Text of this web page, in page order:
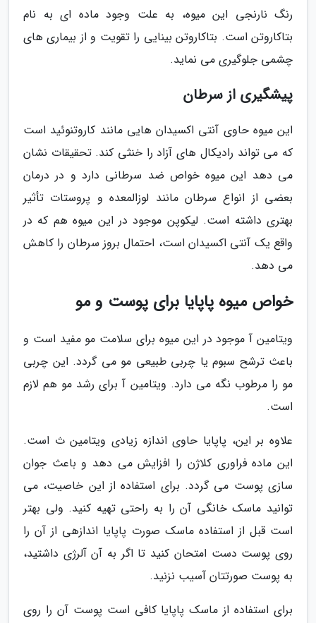
رنگ نارنجی این میوه، به علت وجود ماده ای به نام
بتاکاروتن است. بتاکاروتن بینایی را تقویت و از بیماری های
چشمی جلوگیری می نماید.
پیشگیری از سرطان
این میوه حاوی آنتی اکسیدان هایی مانند کاروتنوئید است
که می تواند رادیکال های آزاد را خنثی کند. تحقیقات نشان
می دهد این میوه خواص ضد سرطانی دارد و در درمان
بعضی از انواع سرطان مانند لوزالمعده و پروستات تأثیر
بهتری داشته است. لیکوپن موجود در این میوه هم که در
واقع یک آنتی اکسیدان است، احتمال بروز سرطان را کاهش
می دهد.
خواص میوه پاپایا برای پوست و مو
ویتامین آ موجود در این میوه برای سلامت مو مفید است و
باعث ترشح سبوم یا چربی طبیعی مو می گردد. این چربی
مو را مرطوب نگه می دارد. ویتامین آ برای رشد مو هم لازم
است.
علاوه بر این، پاپایا حاوی اندازه زیادی ویتامین ث است.
این ماده فراوری کلاژن را افزایش می دهد و باعث جوان
سازی پوست می گردد. برای استفاده از این خاصیت، می
توانید ماسک خانگی آن را به راحتی تهیه کنید. ولی بهتر
است قبل از استفاده ماسک صورت پاپایا اندازهی از آن را
روی پوست دست امتحان کنید تا اگر به آن آلرژی داشتید،
به پوست صورتتان آسیب نزنید.
برای استفاده از ماسک پاپایا کافی است پوست آن را روی